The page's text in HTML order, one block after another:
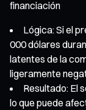
financiación
Lógica: Si el
000 dólares
latentes de la
ligeramente
Resultado: El
lo que puede